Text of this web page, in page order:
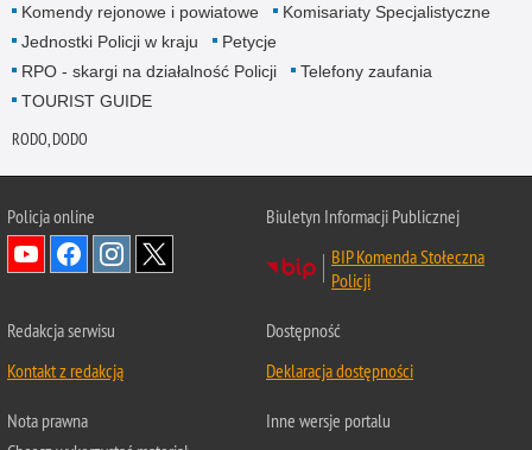
Komendy rejonowe i powiatowe
Komisariaty Specjalistyczne
Jednostki Policji w kraju
Petycje
RPO - skargi na działalność Policji
Telefony zaufania
TOURIST GUIDE
RODO, DODO
Policja online
Biuletyn Informacji Publicznej
BIP Komenda Stołeczna
Policji
Redakcja serwisu
Kontakt z redakcją
Dostępność
Deklaracja dostępności
Nota prawna
Inne wersje portalu